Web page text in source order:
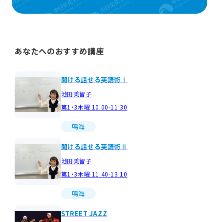
あなたへのおすすめ講座
聞ける話せる英語術Ⅰ
池田美智子
第1・3木曜 10:00-11:30
鳴海
聞ける話せる英語術Ⅱ
池田美智子
第1・3木曜 11:40-13:10
鳴海
STREET JAZZ